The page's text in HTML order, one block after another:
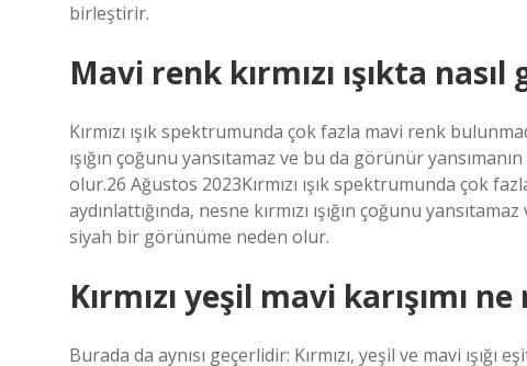
birleştirir.
Mavi renk kırmızı ışıkta
Kırmızı ışık spektrumunda çok fazla mavi renk
ışığın çoğunu yansıtamaz ve bu da görünür
olur.26 Ağustos 2023Kırmızı ışık spektrumunda çok
aydınlattığında, nesne kırmızı ışığın çoğunu
siyah bir görünüme neden olur.
Kırmızı yeşil mavi karışımı
Burada da aynısı geçerlidir: Kırmızı, yeşil ve mavi ışığı